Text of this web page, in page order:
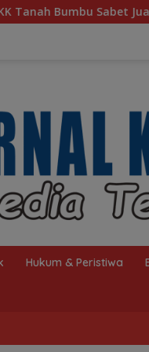
Tim Banjar dan
Hukum & Peristiwa